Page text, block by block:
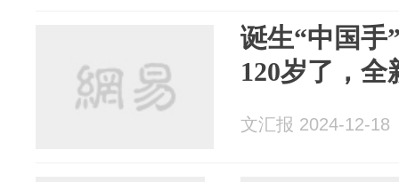
诞生“中国手
120岁了，
文汇报 2024-12-18